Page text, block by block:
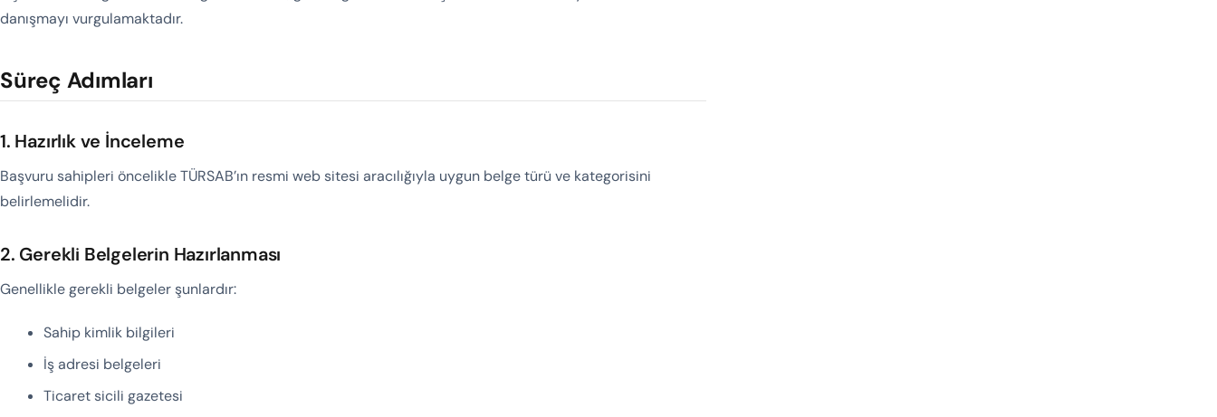
danışmayı vurgulamaktadır.
Süreç Adımları
1. Hazırlık ve İnceleme
Başvuru sahipleri öncelikle TÜRSAB’ın resmi web sitesi aracılığıyla uygun belge türü ve kategorisini
belirlemelidir.
2. Gerekli Belgelerin Hazırlanması
Genellikle gerekli belgeler şunlardır:
Sahip kimlik bilgileri
İş adresi belgeleri
Ticaret sicili gazetesi